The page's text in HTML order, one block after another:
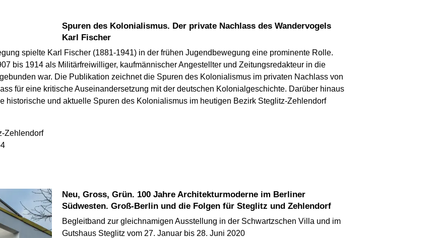
Spuren des Kolonialismus. Der private Nachlass des Wandervogels
Karl Fischer
spielte Karl Fischer (1881-1941) in der frühen Jugendbewegung eine prominente Rolle.
bis 1914 als Militärfreiwilliger, kaufmännischer Angestellter und Zeitungsredakteur in die
war. Die Publikation zeichnet die Spuren des Kolonialismus im privaten Nachlass von
für eine kritische Auseinandersetzung mit der deutschen Kolonialgeschichte. Darüber hinaus
historische und aktuelle Spuren des Kolonialismus im heutigen Bezirk Steglitz-Zehlendorf
Zehlendorf
Neu, Gross, Grün. 100 Jahre Architekturmoderne im Berliner
Südwesten. Groß-Berlin und die Folgen für Steglitz und Zehlendorf
Begleitband zur gleichnamigen Ausstellung in der Schwartzschen Villa und im
Gutshaus Steglitz vom 27. Januar bis 28. Juni 2020